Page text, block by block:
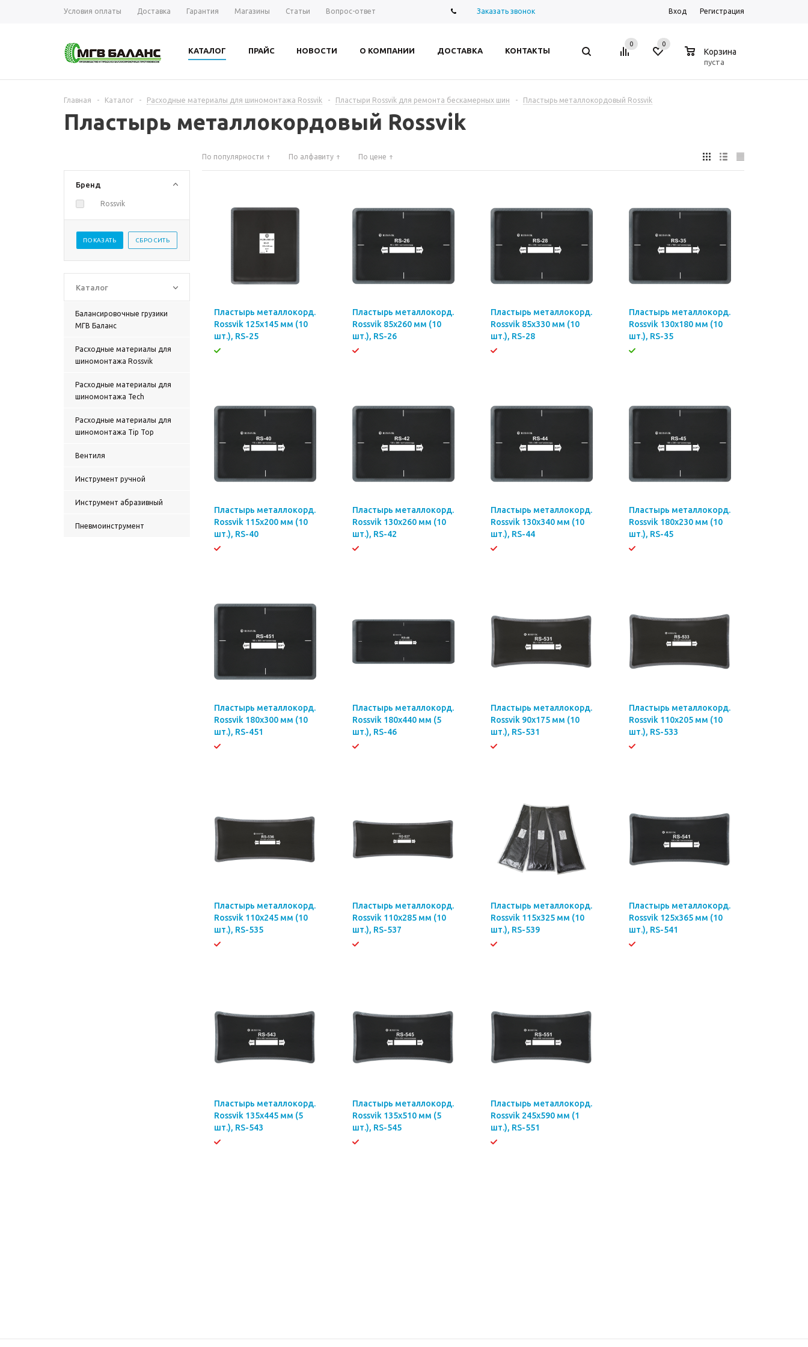
Условия оплаты Доставка Гарантия Магазины Статьи Вопрос-ответ Заказать звонок Вход Регистрация
КАТАЛОГ ПРАЙС НОВОСТИ О КОМПАНИИ ДОСТАВКА КОНТАКТЫ
0 0
Корзина
пуста
Главная - Каталог - Расходные материалы для шиномонтажа Rossvik - Пластыри Rossvik для ремонта бескамерных шин - Пластырь металлокордовый Rossvik
Пластырь металлокордовый Rossvik
Бренд
Rossvik
Каталог
Балансировочные грузики
МГВ Баланс
Расходные материалы для
шиномонтажа Rossvik
Расходные материалы для
шиномонтажа Tech
Расходные материалы для
шиномонтажа Tip Top
Вентиля
Инструмент ручной
Инструмент абразивный
Пневмоинструмент
По популярности По алфавиту По цене
Пластырь металлокорд.
Rossvik 125х145 мм (10
шт.), RS-25
Пластырь металлокорд.
Rossvik 85х260 мм (10
шт.), RS-26
Пластырь металлокорд.
Rossvik 85х330 мм (10
шт.), RS-28
Пластырь металлокорд.
Rossvik 130х180 мм (10
шт.), RS-35
Пластырь металлокорд.
Rossvik 115х200 мм (10
шт.), RS-40
Пластырь металлокорд.
Rossvik 130х260 мм (10
шт.), RS-42
Пластырь металлокорд.
Rossvik 130х340 мм (10
шт.), RS-44
Пластырь металлокорд.
Rossvik 180х230 мм (10
шт.), RS-45
Пластырь металлокорд.
Rossvik 180х300 мм (10
шт.), RS-451
Пластырь металлокорд.
Rossvik 180х440 мм (5
шт.), RS-46
Пластырь металлокорд.
Rossvik 90х175 мм (10
шт.), RS-531
Пластырь металлокорд.
Rossvik 110х205 мм (10
шт.), RS-533
Пластырь металлокорд.
Rossvik 110х245 мм (10
шт.), RS-535
Пластырь металлокорд.
Rossvik 110х285 мм (10
шт.), RS-537
Пластырь металлокорд.
Rossvik 115х325 мм (10
шт.), RS-539
Пластырь металлокорд.
Rossvik 125х365 мм (10
шт.), RS-541
Пластырь металлокорд.
Rossvik 135х445 мм (5
шт.), RS-543
Пластырь металлокорд.
Rossvik 135х510 мм (5
шт.), RS-545
Пластырь металлокорд.
Rossvik 245х590 мм (1
шт.), RS-551